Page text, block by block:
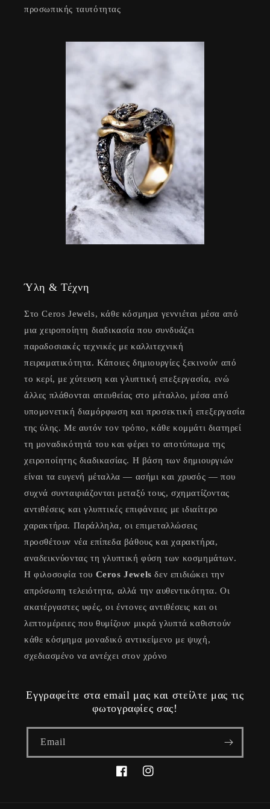
προσωπικής ταυτότητας
Ύλη & Τέχνη
Στο Ceros Jewels, κάθε κόσμημα γεννιέται μέσα από
μια χειροποίητη διαδικασία που συνδυάζει
παραδοσιακές τεχνικές με καλλιτεχνική
πειραματικότητα. Κάποιες δημιουργίες ξεκινούν από
το κερί, με χύτευση και γλυπτική επεξεργασία, ενώ
άλλες πλάθονται απευθείας στο μέταλλο, μέσα από
υπομονετική διαμόρφωση και προσεκτική επεξεργασία
της ύλης. Με αυτόν τον τρόπο, κάθε κομμάτι διατηρεί
τη μοναδικότητά του και φέρει το αποτύπωμα της
χειροποίητης διαδικασίας. Η βάση των δημιουργιών
είναι τα ευγενή μέταλλα — ασήμι και χρυσός — που
συχνά συνταιριάζονται μεταξύ τους, σχηματίζοντας
αντιθέσεις και γλυπτικές επιφάνειες με ιδιαίτερο
χαρακτήρα. Παράλληλα, oι επιμεταλλώσεις
προσθέτουν νέα επίπεδα βάθους και χαρακτήρα,
αναδεικνύοντας τη γλυπτική φύση των κοσμημάτων.
Η φιλοσοφία του Ceros Jewels δεν επιδιώκει την
απρόσωπη τελειότητα, αλλά την αυθεντικότητα. Οι
ακατέργαστες υφές, οι έντονες αντιθέσεις και οι
λεπτομέρειες που θυμίζουν μικρά γλυπτά καθιστούν
κάθε κόσμημα μοναδικό αντικείμενο με ψυχή,
σχεδιασμένο να αντέχει στον χρόνο
Εγγραφείτε στα email μας και στείλτε μας τις
φωτογραφίες σας!
Email
FacebookInstagram